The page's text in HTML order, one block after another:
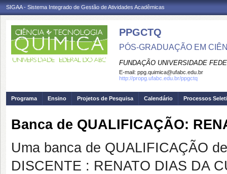
SIGAA - Sistema Integrado de Gestão de Atividades Acadêmicas
PPGCTQ
PÓS-GRADUAÇÃO EM
FUNDAÇÃO UNIVERSIDADE
E-mail: ppg.quimica@ufabc.edu.br
http://propg.ufabc.edu.br/ppgctq
Programa Ensino Projetos de Pesquisa Calendário Processos
Banca de QUALIFICAÇÃO:
Uma banca de QUALIFICAÇÃO
DISCENTE : RENATO DIAS DA